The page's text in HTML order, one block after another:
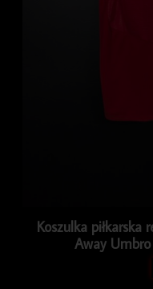
Koszulka
Away